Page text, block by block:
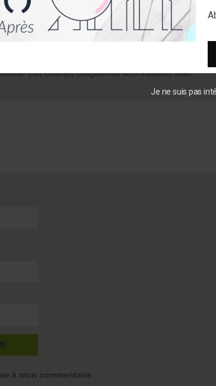
d’Alain Bouteille, responsable études et
de la branche grands magasins Galeries
Les champs obligatoires sont indiqués avec*
à mon commentaire
Je ne suis pas